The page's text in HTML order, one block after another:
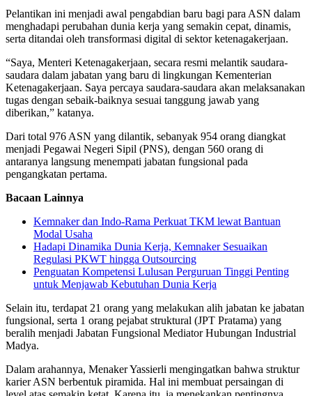
Pelantikan ini menjadi awal pengabdian baru bagi para ASN dalam
menghadapi perubahan dunia kerja yang semakin cepat, dinamis,
serta ditandai oleh transformasi digital di sektor ketenagakerjaan.
“Saya, Menteri Ketenagakerjaan, secara resmi melantik saudara-
saudara dalam jabatan yang baru di lingkungan Kementerian
Ketenagakerjaan. Saya percaya saudara-saudara akan melaksanakan
tugas dengan sebaik-baiknya sesuai tanggung jawab yang
diberikan,” katanya.
Dari total 976 ASN yang dilantik, sebanyak 954 orang diangkat
menjadi Pegawai Negeri Sipil (PNS), dengan 560 orang di
antaranya langsung menempati jabatan fungsional pada
pengangkatan pertama.
Bacaan Lainnya
Kemnaker dan Indo-Rama Perkuat TKM lewat Bantuan
Modal Usaha
Hadapi Dinamika Dunia Kerja, Kemnaker Sesuaikan
Regulasi PKWT hingga Outsourcing
Penguatan Kompetensi Lulusan Perguruan Tinggi Penting
untuk Menjawab Kebutuhan Dunia Kerja
Selain itu, terdapat 21 orang yang melakukan alih jabatan ke jabatan
fungsional, serta 1 orang pejabat struktural (JPT Pratama) yang
beralih menjadi Jabatan Fungsional Mediator Hubungan Industrial
Madya.
Dalam arahannya, Menaker Yassierli mengingatkan bahwa struktur
karier ASN berbentuk piramida. Hal ini membuat persaingan di